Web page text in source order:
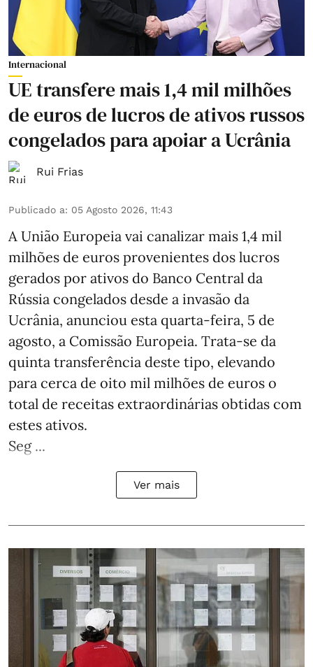
Internacional
UE transfere mais 1,4 mil milhões
de euros de lucros de ativos russos
congelados para apoiar a Ucrânia
Rui Frias
Publicado a: 05 Agosto 2026, 11:43
A União Europeia vai canalizar mais 1,4 mil
milhões de euros provenientes dos lucros
gerados por ativos do Banco Central da
Rússia congelados desde a invasão da
Ucrânia, anunciou esta quarta-feira, 5 de
agosto, a Comissão Europeia. Trata-se da
quinta transferência deste tipo, elevando
para cerca de oito mil milhões de euros o
total de receitas extraordinárias obtidas com
estes ativos.
Seg ...
Ver mais